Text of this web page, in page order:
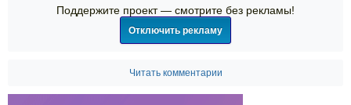
Поддержите проект — смотрите без рекламы!
Отключить рекламу
Читать комментарии